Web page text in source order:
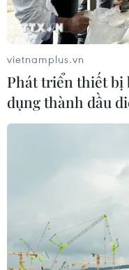
vietnamplus.vn
Phát triển thiết bị
dụng thành dầu